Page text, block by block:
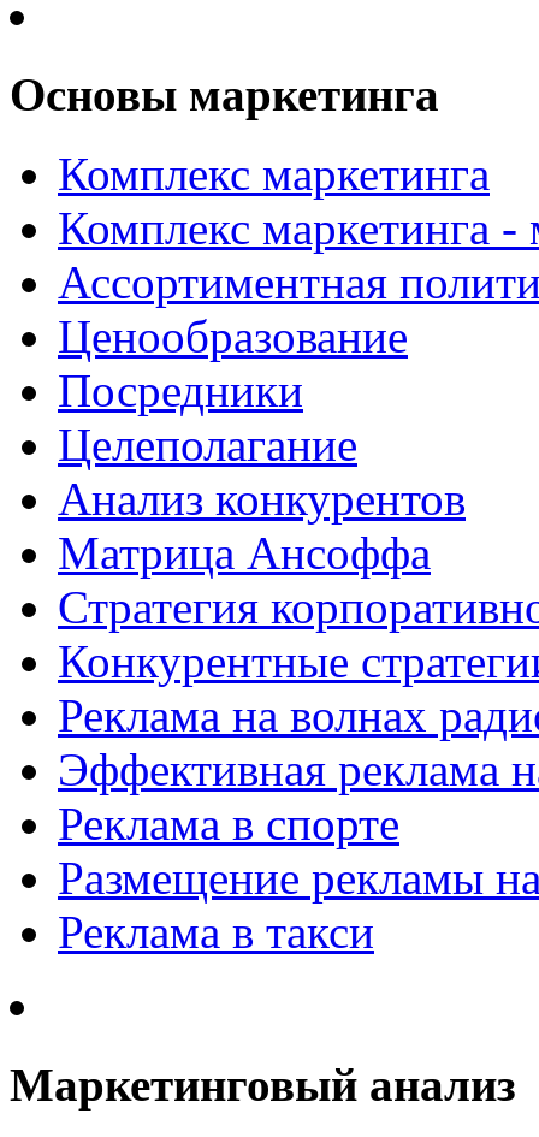
Основы маркетинга
Комплекс маркетинга
Комплекс маркетинга
Ассортиментная
Ценообразование
Посредники
Целеполагание
Анализ конкурентов
Матрица Ансоффа
Стратегия
Конкурентные
Реклама на волнах
Эффективная реклама
Реклама в спорте
Размещение рекламы
Реклама в такси
Маркетинговый анализ